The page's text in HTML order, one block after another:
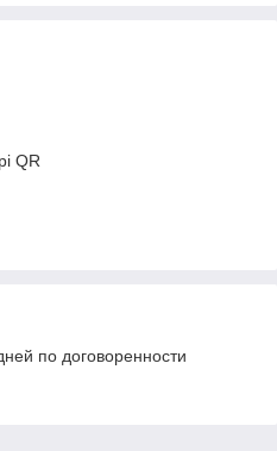
QR
по договоренности